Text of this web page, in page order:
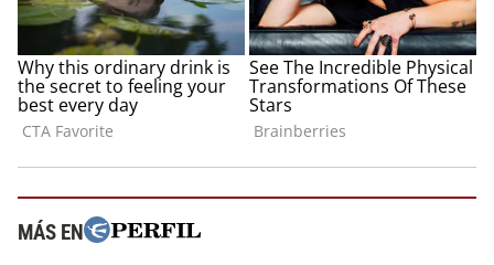
MÁS EN